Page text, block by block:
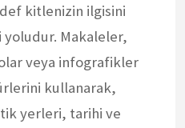
kitlenizin ilgisini
Makaleler,
veya infografikler
kullanarak,
yerleri, tarihi ve